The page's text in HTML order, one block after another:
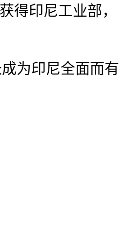
得印尼工业部，
为印尼全面而有